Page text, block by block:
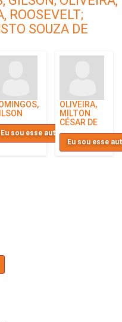
ROOSEVELT;
SOUZA DE
Eu sou esse autor
OLIVEIRA,
MILTON
CÉSAR DE
Eu sou esse